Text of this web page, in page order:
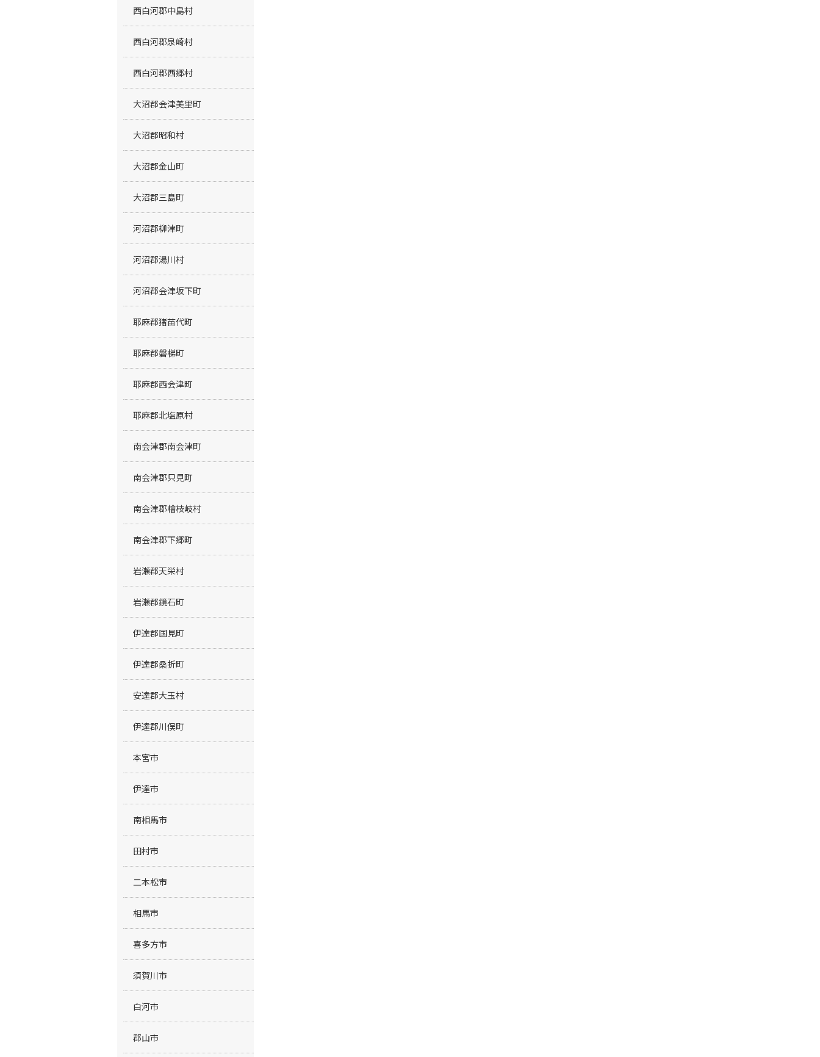
西白河郡中島村
西白河郡泉崎村
西白河郡西郷村
大沼郡会津美里町
大沼郡昭和村
大沼郡金山町
大沼郡三島町
河沼郡柳津町
河沼郡湯川村
河沼郡会津坂下町
耶麻郡猪苗代町
耶麻郡磐梯町
耶麻郡西会津町
耶麻郡北塩原村
南会津郡南会津町
南会津郡只見町
南会津郡檜枝岐村
南会津郡下郷町
岩瀬郡天栄村
岩瀬郡鏡石町
伊達郡国見町
伊達郡桑折町
安達郡大玉村
伊達郡川俣町
本宮市
伊達市
南相馬市
田村市
二本松市
相馬市
喜多方市
須賀川市
白河市
郡山市